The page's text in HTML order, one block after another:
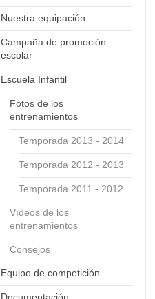
Nuestra equipación
Campaña de promoción
escolar
Escuela Infantil
Fotos de los
entrenamientos
Temporada 2013 - 2014
Temporada 2012 - 2013
Temporada 2011 - 2012
Vídeos de los
entrenamientos
Consejos
Equipo de competición